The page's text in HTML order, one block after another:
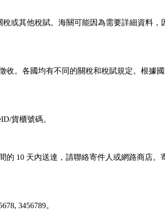
或其他稅賦。海關可能因為需要詳細資料，
。各國均有不同的關稅和稅賦規定。根據
貨櫃號碼。
10 天內送達，請聯絡寄件人或網路商店。
3456789。